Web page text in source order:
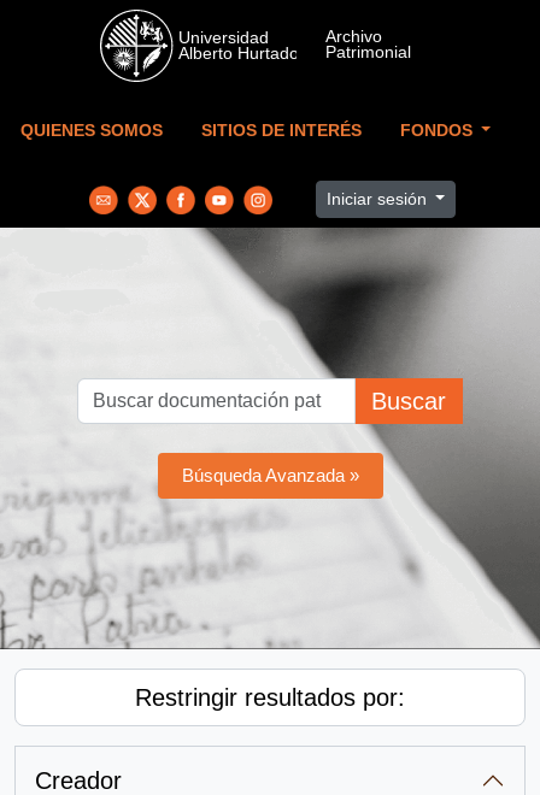
Skip to main content
QUIENES SOMOS SITIOS DE INTERÉS FONDOS
Iniciar sesión
Buscar
Búsqueda Avanzada »
Restringir resultados por:
Creador